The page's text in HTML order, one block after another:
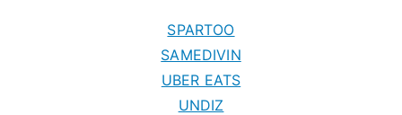
SPARTOO
SAMEDIVIN
UBER EATS
UNDIZ